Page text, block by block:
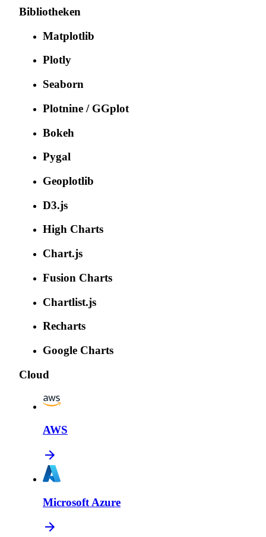
Bibliotheken
Matplotlib
Plotly
Seaborn
Plotnine / GGplot
Bokeh
Pygal
Geoplotlib
D3.js
High Charts
Chart.js
Fusion Charts
Chartlist.js
Recharts
Google Charts
Cloud
AWS
Microsoft Azure